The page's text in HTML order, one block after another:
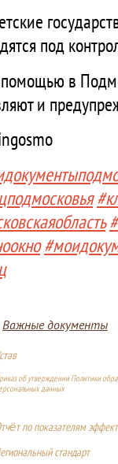
под
в
и
Важные документы
об утверждении Политики
данных
по показателям
егиональный стандарт